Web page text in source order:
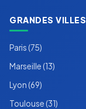
GRANDES VILLES
Paris (75)
Marseille (13)
Lyon (69)
Toulouse (31)